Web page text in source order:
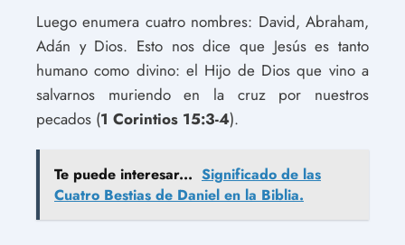
Luego enumera cuatro nombres: David, Abraham,
Adán y Dios. Esto nos dice que Jesús es tanto
humano como divino: el Hijo de Dios que vino a
salvarnos muriendo en la cruz por nuestros
pecados (1 Corintios 15:3-4).
Te puede interesar... Significado de las
Cuatro Bestias de Daniel en la Biblia.